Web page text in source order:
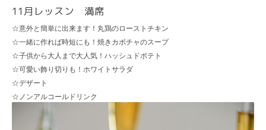
11月レッスン 満席
☆意外と簡単に出来ます！丸鶏のローストチキン
☆一緒に作れば時短にも！焼きカボチャのスープ
☆子供から大人まで大人気！ハッシュドポテト
☆可愛い飾り切りも！ホワイトサラダ
☆デザート
☆ノンアルコールドリンク